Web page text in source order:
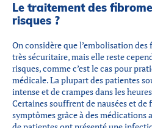
Le traitement des
risques ?
On considère que l’embolisation
très sécuritaire, mais elle reste
risques, comme c’est le cas pour
médicale. La plupart des patientes
intense et de crampes dans les
Certaines souffrent de nausées et
symptômes grâce à des médications